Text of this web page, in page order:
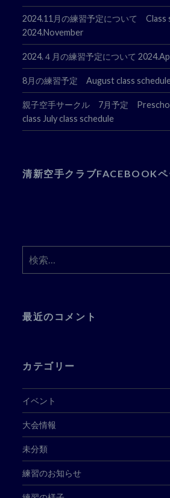
2024.11月の練習予定について Class
2024.November
2024.４月の練習予定について
8月の練習予定 August class
親子空手サークル 7月予定
class July class schedule
清新空手クラブFACEBOOKペ
索:
最近のコメント
カテゴリー
イベント
大会情報
未分類
練習のお知らせ